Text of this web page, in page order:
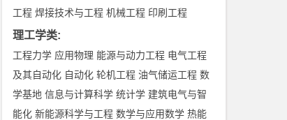
工程 焊接技术与工程 机械工程 印刷工程
理工学类:
工程力学 应用物理 能源与动力工程 电气工程
及其自动化 自动化 轮机工程 油气储运工程 数
学基地 信息与计算科学 统计学 建筑电气与智
能化 新能源科学与工程 数学与应用数学 热能